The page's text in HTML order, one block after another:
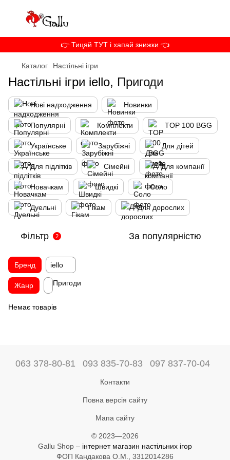
👉 Тицяй ТУТ і хапай знижки 👈
Каталог Настільні ігри
Настільні ігри iello, Пригоди
Нові надходження Новинки
Популярні Комплекти TOP 100 BGG
Українське Зарубіжні Для дітей
Для підлітків Сімейні Для компанії
Новачкам Швидкі Соло
Дуельні Гікам Для дорослих
Фільтр 2 За популярністю
Бренд iello
Жанр Пригоди
Немає товарів
063 378-80-81 093 835-70-83 097 837-70-04
Контакти
Повна версія сайту
Мапа сайту
© 2023—2026
Gallu Shop – інтернет магазин настільних ігор
ФОП Кандакова О.М., 3312014286